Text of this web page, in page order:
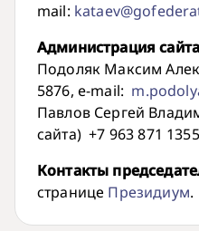
mail:
Администрация
Подоляк Максим
5876, e-mail:
Павлов Сергей
сайта) +7 963 871
Контакты
странице Президиум.